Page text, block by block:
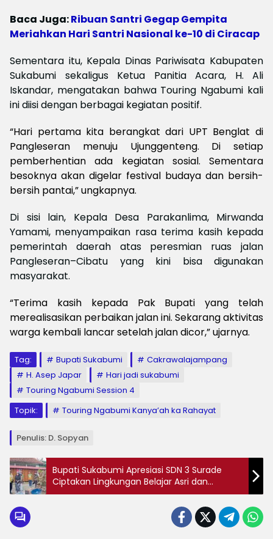
Baca Juga:Ribuan Santri Gegap Gempita
Meriahkan Hari Santri Nasional ke-10 di Ciracap
Sementara itu, Kepala Dinas Pariwisata Kabupaten
Sukabumi sekaligus Ketua Panitia Acara, H. Ali
Iskandar, mengatakan bahwa Touring Ngabumi kali
ini diisi dengan berbagai kegiatan positif.
“Hari pertama kita berangkat dari UPT Benglat di
Pangleseran menuju Ujunggenteng. Di setiap
pemberhentian ada kegiatan sosial. Sementara
besoknya akan digelar festival budaya dan bersih-
bersih pantai,” ungkapnya.
Di sisi lain, Kepala Desa Parakanlima, Mirwanda
Yamami, menyampaikan rasa terima kasih kepada
pemerintah daerah atas peresmian ruas jalan
Pangleseran–Cibatu yang kini bisa digunakan
masyarakat.
“Terima kasih kepada Pak Bupati yang telah
merealisasikan perbaikan jalan ini. Sekarang aktivitas
warga kembali lancar setelah jalan dicor,” ujarnya.
Tag: Bupati Sukabumi
Cakrawalajampang
H. Asep Japar
Hari jadi sukabumi
Touring Ngabumi Session 4
Topik:
Touring Ngabumi Kanya’ah ka Rahayat
Penulis: D. Sopyan
Bupati Sukabumi Apresiasi SDN 3 Surade
Ciptakan Lingkungan Belajar Asri dan
Nyaman